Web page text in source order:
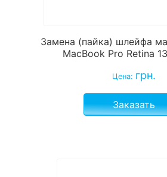
Замена (пайка) шлейфа
MacBook Pro Retina
Цена: грн.
Заказать